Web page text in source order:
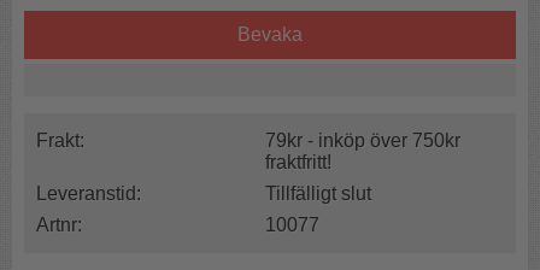
Bevaka
Frakt:
79kr - inköp över 750kr
fraktfritt!
Leveranstid:
Tillfälligt slut
Artnr:
10077